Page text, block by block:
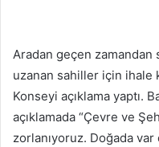
Aradan geçen zamandan
uzanan sahiller için ihale
Konseyi açıklama yaptı.
açıklamada “Çevre ve
zorlanıyoruz. Doğada